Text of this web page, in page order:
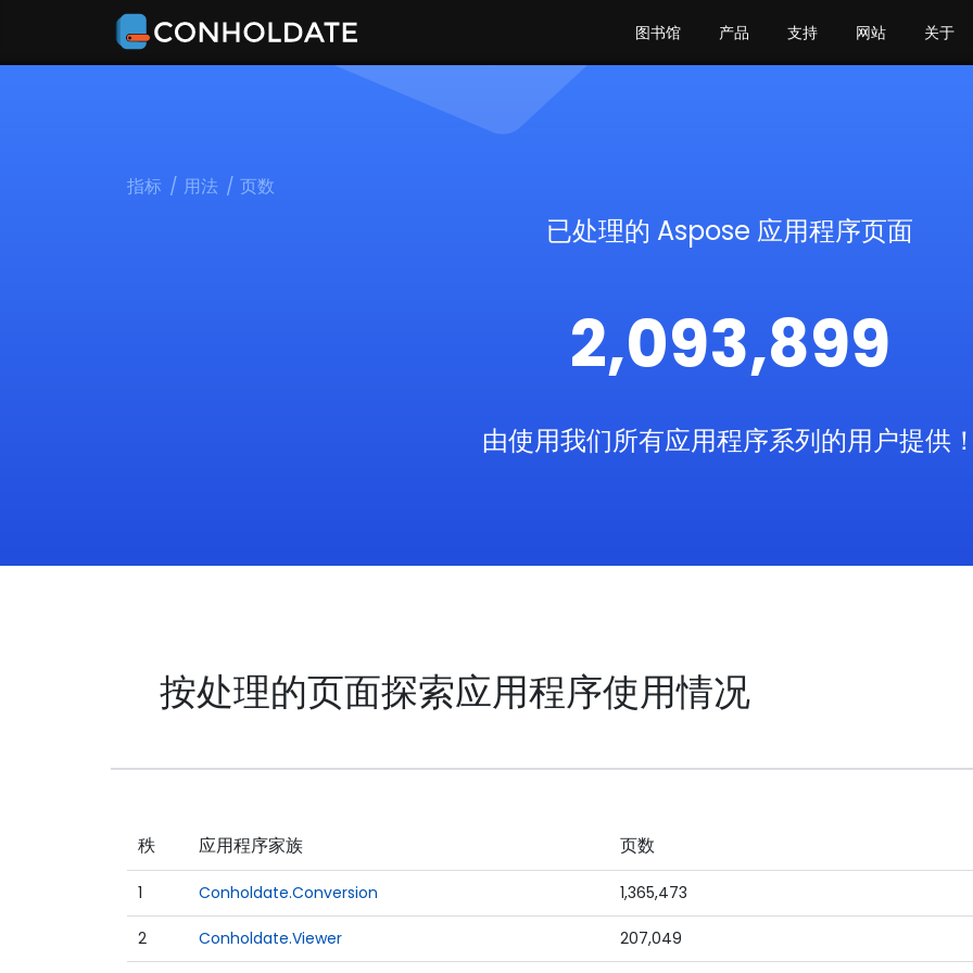
图书馆 产品 支持 网站 关于
指标 用法 页数
已处理的 Aspose 应用程序页面
2,093,899
由使用我们所有应用程序系列的用户提供
按处理的页面探索应用程序使用情况
秩 应用程序家族 页数
1 Conholdate.Conversion 1,365,473
2 Conholdate.Viewer 207,049